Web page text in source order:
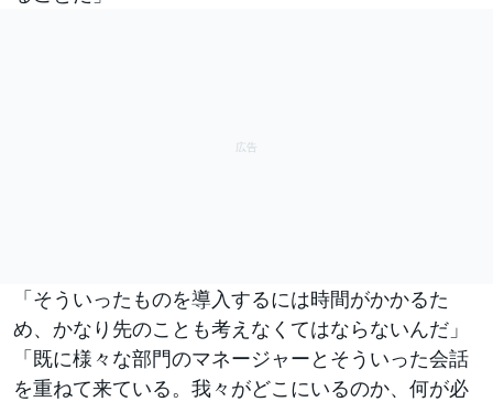
「そういったものを導入するには時間がかかるた
め、かなり先のことも考えなくてはならないんだ」
「既に様々な部門のマネージャーとそういった会話
を重ねて来ている。我々がどこにいるのか、何が必